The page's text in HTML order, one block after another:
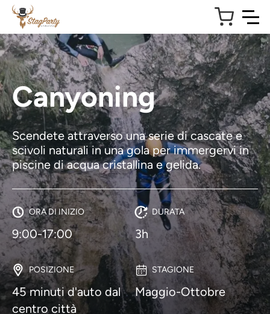
Canyoning
Scendete attraverso una serie di cascate e
scivoli naturali in una gola per immergervi in
piscine di acqua cristallina e gelida.
ORA DI INIZIO
9:00-17:00
DURATA
3h
POSIZIONE
45 minuti d'auto dal
centro città
STAGIONE
Maggio-Ottobre